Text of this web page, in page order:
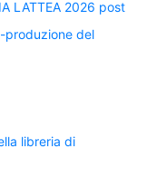
LATTEA 2026 post
produzione del
libreria di